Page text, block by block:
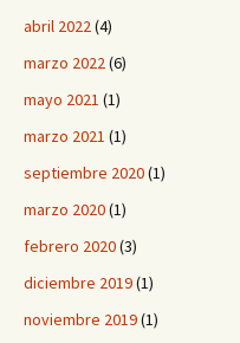
abril 2022(4)
marzo 2022(6)
mayo 2021 (1)
marzo 2021 (1)
septiembre 2020(1)
marzo 2020(1)
febrero 2020(3)
diciembre 2019(1)
noviembre 2019(1)